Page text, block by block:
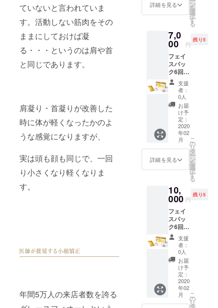
ていないと言われていま
す。活動しない筋肉をその
ままにしておけば凝
る・・・というのは肩や首
と同じであります。
肩凝り・首凝りが改善した
時に体が軽くなったかのよ
うな感覚になりますが、
実は頭も顔も同じで、一回
り小さくなり軽くなりま
す。
年間5万人の来店者数を誇る
マッ
テのリ
ンパド
レナー
ジュ※施
術時間
６０
分、所
要時間
７０分
はお着
換え等
の時間
を含む
※麻布十
番店・
松戸店
限定
ore全店
めての
ご利用
み 男性
も利用
可能で
ござい
ます。
IDを発
行いた
します
のでご
予約時
にIDを
お伝え
バーム
状のク
レンジ
肌への
潤いは
しっか
り保ち
ながら
も、メ
イクや
汚れは
キレイ
に落と
しま
す。 メ
イクオ
フ後も
やわら
かでみ
ずみず
す。
詳細を見る ン
を
選
択
す
る
7,0
00 円
残り5
フェイ
スパッ
ク6回分
（カッ
プ・ス
パチュ
ラ付）
定価：
9,200円
（税
抜） 使
用する
直前に1
剤の
ジェル
と2剤の
ダーを
混ぜ合
わせる
タイプ
の炭酸
パッ
ク。肌
の生ま
れ変わ
るサイ
クルに
注目し
導き出
したオ
リジナ
ル
支援
者：
0人
お届
け予
定：
2020
年02
月
詳細を見る
こ
の
リ
タ
ー
ン
を
選
択
す
る
10,
000 円
残り5
フェイ
スパッ
ク6回分
（カッ
プ・ス
パチュ
ラ付）
定価：
9,200円
（税
抜）と
メイク
落と
支援
者：
0人
お届
け予
定：
2020
年02
月
こ
の
リ